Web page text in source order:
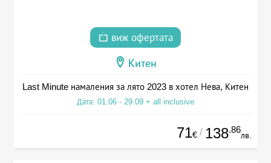
виж офертата
Китен
Last Minute намаления за лято 2023 в хотел Нева, Китен
Дата: 01.06 - 29.09 + all inclusive
71€ / 138.86
лв.